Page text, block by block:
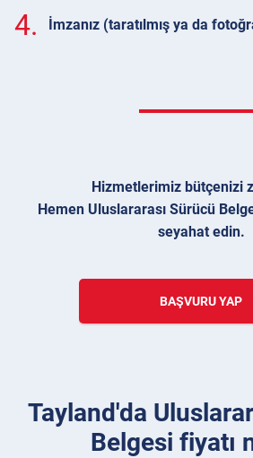
4. İmzanız (taratılmış ya da
Hizmetlerimiz bütçenizi
Hemen Uluslararası Sürücü
seyahat edin.
BAŞVURU YAP
Tayland'da
Belgesi fiyatı